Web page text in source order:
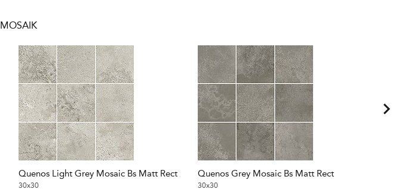
MOSAIK
Quenos Light Grey Mosaic Bs Matt Rect
30x30
Quenos Grey Mosaic Bs Matt Rect
30x30